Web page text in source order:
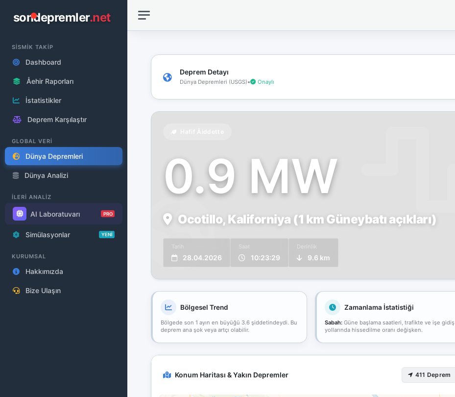
sondepremler.net
SİSMİK TAKİP
Dashboard
Åehir Raporları
İstatistikler
Deprem Karşılaştır
GLOBAL VERİ
Dünya Depremleri
Dünya Analizi
İLERİ ANALİZ
AI Laboratuvarı PRO
Simülasyonlar YENİ
KURUMSAL
Hakkımızda
Bize Ulaşın
Deprem Detayı
Dünya Depremleri (USGS)• Onaylı
0.9 MW
Ocotillo, Kaliforniya (1 km Güneybatı açıkları)
Tarih
28.04.2026
Saat
10:23:29
Derinlik
9.6 km
Bölgesel Trend
Bölgede son 1 ayın en büyüğü 3.6 şiddetindeydi. Bu
deprem ana şok veya artçı olabilir.
Zamanlama İstatistiği
Sabah:Güne başlama saatleri, trafikte ve işe gidiş
yollarında hissedilme oranı değişken.
Konum Haritası & Yakın Depremler 411 Deprem
bağlantınız